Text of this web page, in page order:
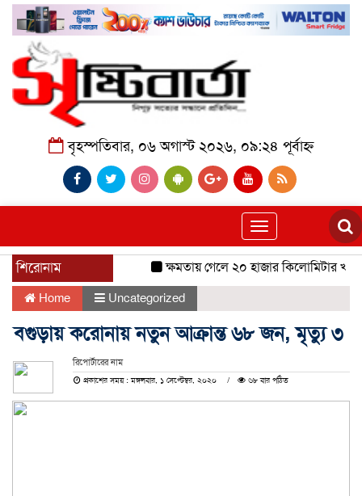
বৃহস্পতিবার, ০৬ অগাস্ট ২০২৬, ০৯:২৪ পূর্বাহ্ন
Toggle
navigation
শিরোনাম ক্ষমতায় গেলে ২০ হাজার কিলোমিটার খাল
Home Uncategorized
বগুড়ায় করোনায় নতুন আক্রান্ত ৬৮ জন, মৃত্যু ৩
রিপোর্টারের নাম
প্রকাশের সময় : মঙ্গলবার, ১ সেপ্টেম্বর, ২০২০
৬৮ বার পঠিত